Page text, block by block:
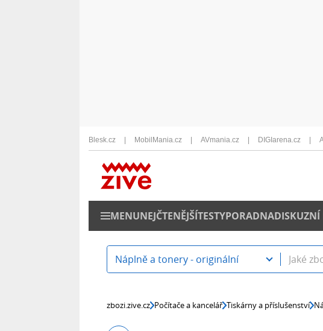
Blesk.cz MobilMania.cz AVmania.cz DIGIarena.cz
MENUNEJČTENĚJŠÍTESTYPORADNADISKUZNÍ
Náplně a tonery - originální
zbozi.zive.cz Počítače a kancelář Tiskárny a příslušenství